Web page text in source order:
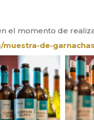
el momento de
de-